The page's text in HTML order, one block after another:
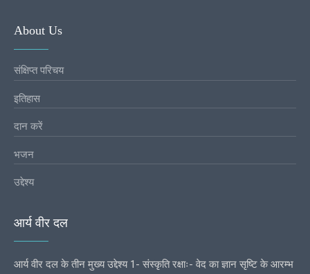
About Us
संक्षिप्त परिचय
इतिहास
दान करें
भजन
उद्देश्य
आर्य वीर दल
आर्य वीर दल के तीन मुख्य उद्देश्य 1- संस्कृति रक्षाः- वेद का ज्ञान सृष्टि के आरम्भ